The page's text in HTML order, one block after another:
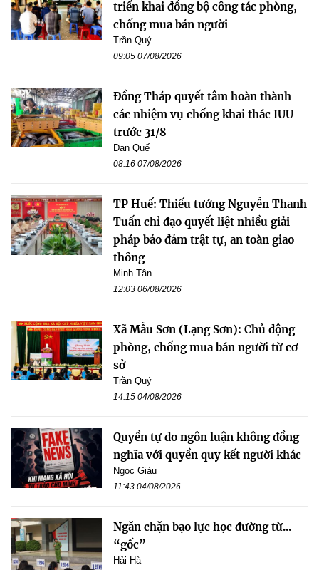
triển khai đồng bộ công tác phòng,
chống mua bán người
Trần Quý
09:05 07/08/2026
Đồng Tháp quyết tâm hoàn thành
các nhiệm vụ chống khai thác IUU
trước 31/8
Đan Quế
08:16 07/08/2026
TP Huế: Thiếu tướng Nguyễn Thanh
Tuấn chỉ đạo quyết liệt nhiều giải
pháp bảo đảm trật tự, an toàn giao
thông
Minh Tân
12:03 06/08/2026
Xã Mẫu Sơn (Lạng Sơn): Chủ động
phòng, chống mua bán người từ cơ
sở
Trần Quý
14:15 04/08/2026
Quyền tự do ngôn luận không đồng
nghĩa với quyền quy kết người khác
Ngọc Giàu
11:43 04/08/2026
Ngăn chặn bạo lực học đường từ...
“gốc”
Hải Hà